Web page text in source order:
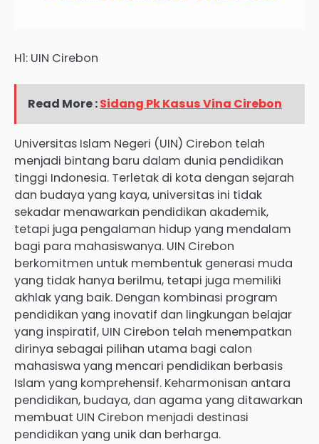
H1: UIN Cirebon
Read More :Sidang Pk Kasus Vina Cirebon
Universitas Islam Negeri (UIN) Cirebon telah
menjadi bintang baru dalam dunia pendidikan
tinggi Indonesia. Terletak di kota dengan sejarah
dan budaya yang kaya, universitas ini tidak
sekadar menawarkan pendidikan akademik,
tetapi juga pengalaman hidup yang mendalam
bagi para mahasiswanya. UIN Cirebon
berkomitmen untuk membentuk generasi muda
yang tidak hanya berilmu, tetapi juga memiliki
akhlak yang baik. Dengan kombinasi program
pendidikan yang inovatif dan lingkungan belajar
yang inspiratif, UIN Cirebon telah menempatkan
dirinya sebagai pilihan utama bagi calon
mahasiswa yang mencari pendidikan berbasis
Islam yang komprehensif. Keharmonisan antara
pendidikan, budaya, dan agama yang ditawarkan
membuat UIN Cirebon menjadi destinasi
pendidikan yang unik dan berharga.